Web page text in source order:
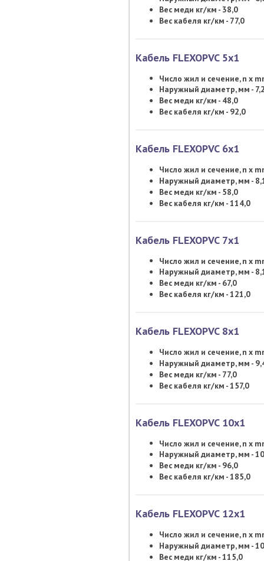
Вес меди кг/км - 38,0
Вес кабеля кг/км - 77,0
Кабель FLEXOPVC 5х1
Число жил и сечение, n x
Наружный диаметр, мм -
Вес меди кг/км - 48,0
Вес кабеля кг/км - 92,0
Кабель FLEXOPVC 6х1
Число жил и сечение, n x
Наружный диаметр, мм -
Вес меди кг/км - 58,0
Вес кабеля кг/км - 114,0
Кабель FLEXOPVC 7х1
Число жил и сечение, n x
Наружный диаметр, мм -
Вес меди кг/км - 67,0
Вес кабеля кг/км - 121,0
Кабель FLEXOPVC 8х1
Число жил и сечение, n x
Наружный диаметр, мм -
Вес меди кг/км - 77,0
Вес кабеля кг/км - 157,0
Кабель FLEXOPVC 10х1
Число жил и сечение, n x
Наружный диаметр, мм -
Вес меди кг/км - 96,0
Вес кабеля кг/км - 185,0
Кабель FLEXOPVC 12х1
Число жил и сечение, n x
Наружный диаметр, мм -
Вес меди кг/км - 115,0